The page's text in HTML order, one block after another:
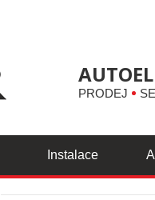
PRODEJ
Instalace